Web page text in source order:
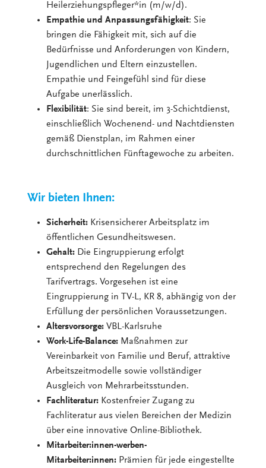
Heilerziehungspfleger*in (m/w/d).
Empathie und Anpassungsfähigkeit: Sie
bringen die Fähigkeit mit, sich auf die
Bedürfnisse und Anforderungen von Kindern,
Jugendlichen und Eltern einzustellen.
Empathie und Feingefühl sind für diese
Aufgabe unerlässlich.
Flexibilität: Sie sind bereit, im 3-Schichtdienst,
einschließlich Wochenend- und Nachtdiensten
gemäß Dienstplan, im Rahmen einer
durchschnittlichen Fünftagewoche zu arbeiten.
Wir bieten Ihnen:
Sicherheit: Krisensicherer Arbeitsplatz im
öffentlichen Gesundheitswesen.
Gehalt: Die Eingruppierung erfolgt
entsprechend den Regelungen des
Tarifvertrags. Vorgesehen ist eine
Eingruppierung in TV-L, KR 8, abhängig von der
Erfüllung der persönlichen Voraussetzungen.
Altersvorsorge: VBL-Karlsruhe
Work-Life-Balance: Maßnahmen zur
Vereinbarkeit von Familie und Beruf, attraktive
Arbeitszeitmodelle sowie vollständiger
Ausgleich von Mehrarbeitsstunden.
Fachliteratur: Kostenfreier Zugang zu
Fachliteratur aus vielen Bereichen der Medizin
über eine innovative Online-Bibliothek.
Mitarbeiter:innen-werben-
Mitarbeiter:innen: Prämien für jede eingestellte